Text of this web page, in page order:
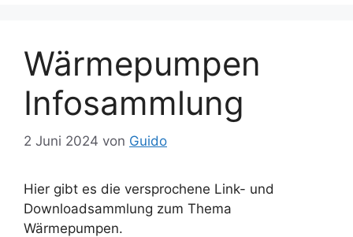
Wärmepumpen
Infosammlung
2 Juni 2024 von Guido
Hier gibt es die versprochene Link- und
Downloadsammlung zum Thema
Wärmepumpen.